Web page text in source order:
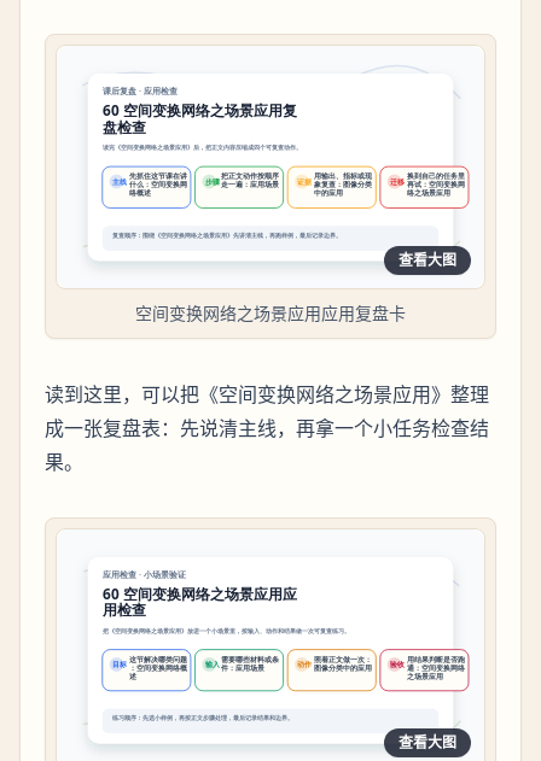
查看大图
空间变换网络之场景应用应用复盘卡
读到这里，可以把《空间变换网络之场景应用》整理
成一张复盘表：先说清主线，再拿一个小任务检查结
果。
查看大图